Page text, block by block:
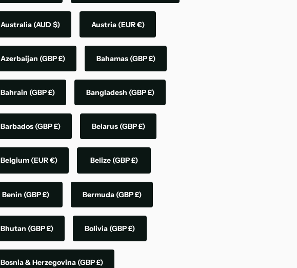
Australia (AUD $) Austria (EUR €)
Azerbaijan (GBP £) Bahamas (GBP £)
Bahrain (GBP £) Bangladesh (GBP £)
Barbados (GBP £) Belarus (GBP £)
Belgium (EUR €) Belize (GBP £)
Benin (GBP £) Bermuda (GBP £)
Bhutan (GBP £) Bolivia (GBP £)
Bosnia & Herzegovina (GBP £)